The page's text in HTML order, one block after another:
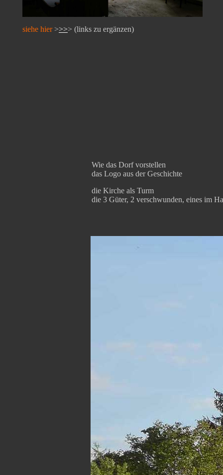
Wie das Dorf vorstellen
das Logo aus der Geschichte
die Kirche als Turm
die 3 Güter, 2 verschwunden, eines im
siehe hier >>>> (links zu ergänzen)